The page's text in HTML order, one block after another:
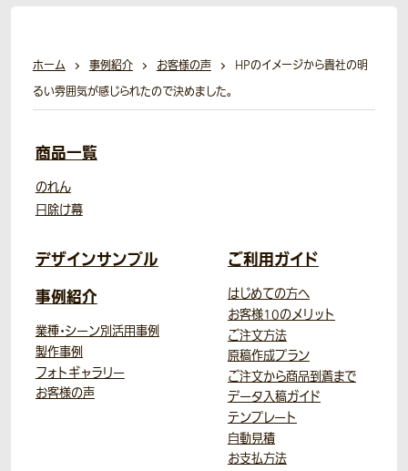
ホーム 事例紹介 お客様の声
HPのイメージから貴社の明
るい雰囲気が感じられたので決めました。
商品一覧
のれん
日除け幕
デザインサンプル
事例紹介
業種・シーン別活用事例
製作事例
フォトギャラリー
お客様の声
ご利用ガイド
はじめての方へ
お客様10のメリット
ご注文方法
原稿作成プラン
ご注文から商品到着まで
データ入稿ガイド
テンプレート
自動見積
お支払方法